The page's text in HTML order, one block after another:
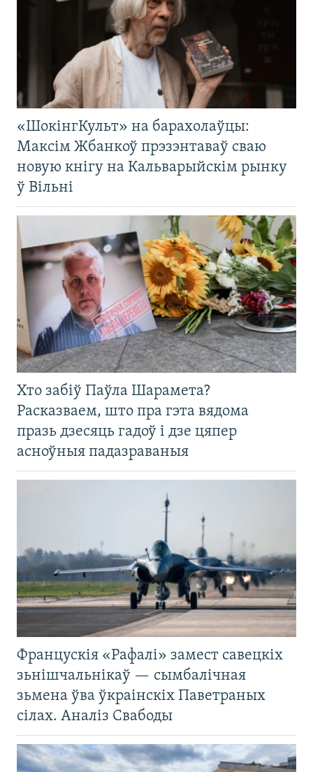
«ШокінгКульт» на барахолаўцы:
Максім Жбанкоў прэзэнтаваў сваю
новую кнігу на Кальварыйскім рынку
ў Вільні
Хто забіў Паўла Шарамета?
Расказваем, што пра гэта вядома
празь дзесяць гадоў і дзе цяпер
асноўныя падазраваныя
Францускія «Рафалі» замест савецкіх
зьнішчальнікаў — сымбалічная
зьмена ўва ўкраінскіх Паветраных
сілах. Аналіз Свабоды